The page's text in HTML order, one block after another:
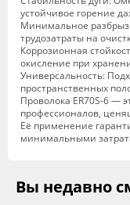
устойчивое горение
Минимальное
трудозатраты на
Коррозионная
окисление при
Универсальность:
пространственных
Проволока ER70S-6 —
профессионалов,
Её применение
минимальными
Вы недавно